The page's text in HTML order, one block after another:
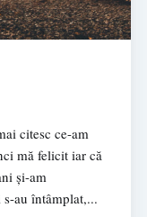
citesc ce-am
mă felicit iar că
și-am
au întâmplat,...